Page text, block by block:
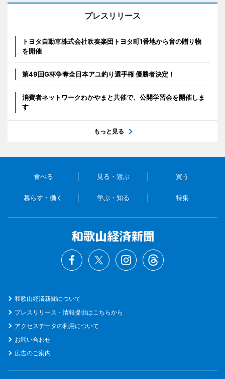
プレスリリース
トヨタ自動車株式会社吹奏楽団トヨタ町1番地から音の贈り物
を開催
第49回G杯争奪全日本アユ釣り選手権 優勝者決定！
消費者ネットワークわかやまと共催で、公開学習会を開催しま
す
もっと見る
食べる 見る・遊ぶ 買う
暮らす・働く 学ぶ・知る 特集
和歌山経済新聞について
プレスリリース・情報提供はこちらから
アクセスデータの利用について
お問い合わせ
広告のご案内